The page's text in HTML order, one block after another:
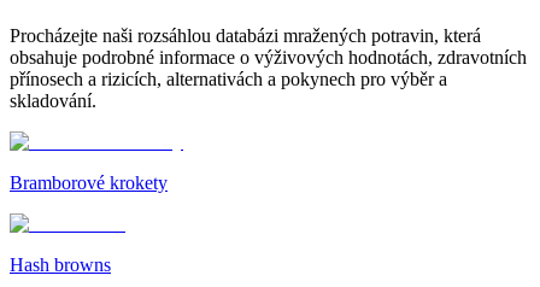
Procházejte naši rozsáhlou databázi mražených potravin, která
obsahuje podrobné informace o výživových hodnotách, zdravotních
přínosech a rizicích, alternativách a pokynech pro výběr a
skladování.
Bramborové krokety
Hash browns